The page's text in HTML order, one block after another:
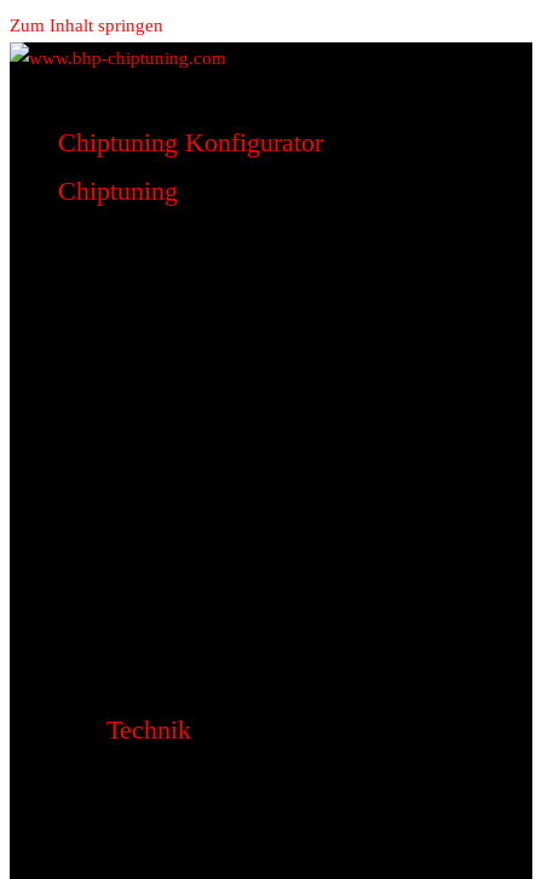
Zum Inhalt springen
www.bhp-chiptuning.com
BHP Motorsport
Chiptuning Konfigurator
Chiptuning
Technik